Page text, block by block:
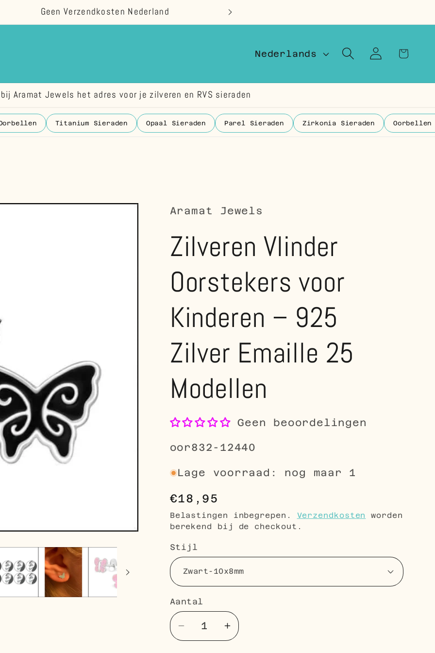
Geen Verzendkosten Nederland
a
l
Nederlands Inloggen
Aramat Jewels het adres voor je zilveren en RVS sieraden
Titanium Sieraden Opaal Sieraden Parel Sieraden Zirkonia Sieraden Oorbellen
Aramat Jewels
Zilveren Vlinder
Oorstekers voor
Kinderen – 925
Zilver Emaille 25
Modellen
Geen beoordelingen
SKU:
oor832-12440
Lage voorraad: nog maar 1
Normale
prijs
€18,95
Belastingen inbegrepen. Verzendkosten
worden
berekend bij de checkout.
Stijl
Aantal
Aantal
Aantal
verlagen
Aantal
verhogen